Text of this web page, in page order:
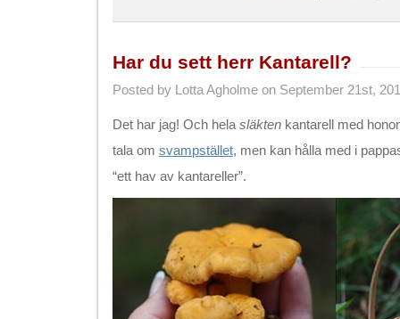
Har du sett herr Kantarell?
Posted by Lotta Agholme on September 21st,
Det har jag! Och hela släkten kantarell med
tala om svampstället, men kan hålla med i
“ett hav av kantareller”.